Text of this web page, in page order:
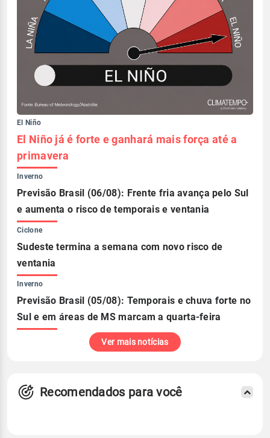
El Niño
El Niño já é forte e ganhará mais força até a
primavera
Inverno
Previsão Brasil (06/08): Frente fria avança pelo Sul
e aumenta o risco de temporais e ventania
Ciclone
Sudeste termina a semana com novo risco de
ventania
Inverno
Previsão Brasil (05/08): Temporais e chuva forte no
Sul e em áreas de MS marcam a quarta-feira
Ver mais notícias
Recomendados para você